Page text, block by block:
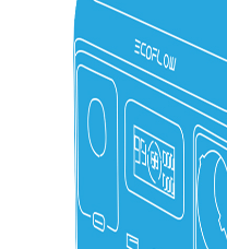
Доставка і оплата
Партнерам
Інтернет-магазин
Запчастини для смартфонів